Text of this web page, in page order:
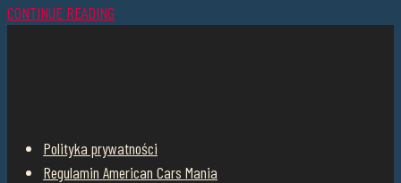
CONTINUE READING
Polityka prywatności
Regulamin American Cars Mania